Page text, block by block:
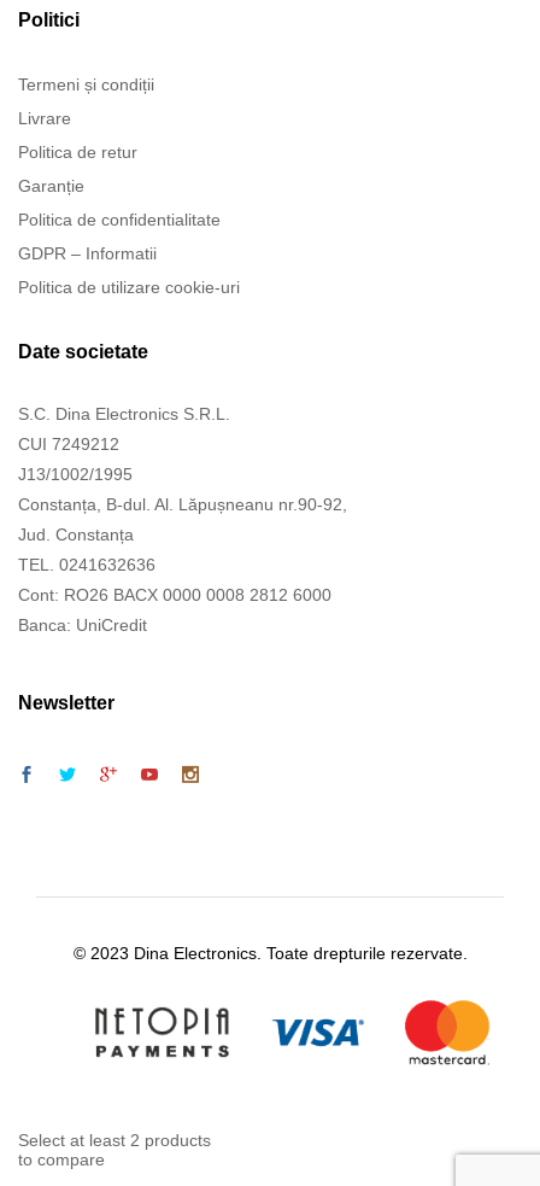
Politici
Termeni și condiții
Livrare
Politica de retur
Garanție
Politica de confidentialitate
GDPR – Informatii
Politica de utilizare cookie-uri
Date societate
S.C. Dina Electronics S.R.L.
CUI 7249212
J13/1002/1995
Constanța, B-dul. Al. Lăpușneanu nr.90-92,
Jud. Constanța
TEL. 0241632636
Cont: RO26 BACX 0000 0008 2812 6000
Banca: UniCredit
Newsletter
© 2023 Dina Electronics. Toate drepturile rezervate.
Select at least 2 products
to compare